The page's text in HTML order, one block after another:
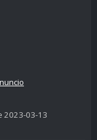
2023-03-13